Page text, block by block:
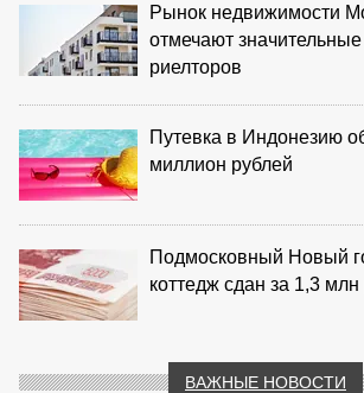
Рынок недвижимости
отмечают
риелторов
Путевка в Индонезию
миллион рублей
Подмосковный Новый
коттедж сдан за 1,3 млн
ВАЖНЫЕ НОВОСТИ